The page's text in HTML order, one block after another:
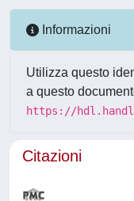
Informazioni
Utilizza questo
a questo
https://
Citazioni